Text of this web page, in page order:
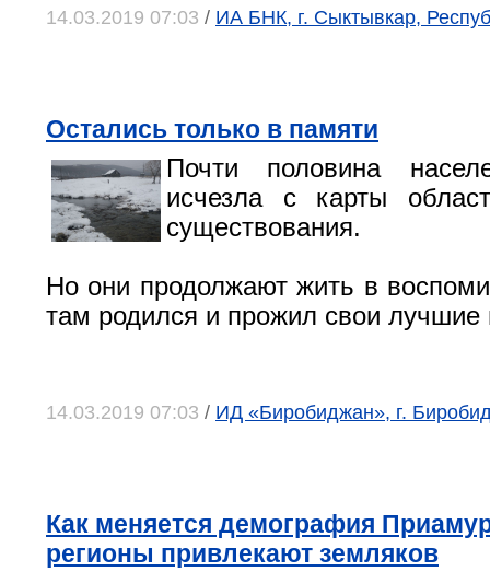
14.03.2019 07:03 / ИА БНК, г. Сыктывкар,
Остались только в памяти
Почти половина
исчезла с карты
существования.
Но они продолжают жить в
там родился и прожил свои лучшие
14.03.2019 07:03 / ИД «Биробиджан», г.
Как меняется демография
регионы привлекают земляков